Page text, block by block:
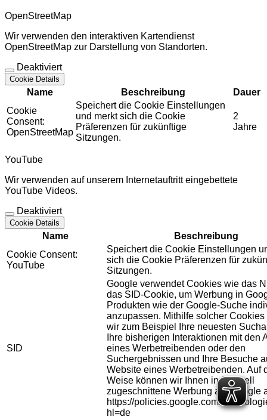
OpenStreetMap
Wir verwenden den interaktiven Kartendienst
OpenStreetMap zur Darstellung von Standorten.
Deaktiviert
Cookie Details
Name Beschreibung
Dauer
Cookie
Consent:
OpenStreetMap
Speichert die Cookie Einstellungen
und merkt sich die Cookie
Präferenzen für zukünftige
Sitzungen.
2
Jahre
YouTube
Wir verwenden auf unserem Internetauftritt eingebettete
YouTube Videos.
Deaktiviert
Cookie Details
Name
Beschreibung
Cookie Consent:
YouTube
Speichert die Cookie Einstellungen
sich die Cookie Präferenzen für
Sitzungen.
SID
Google verwendet Cookies wie das
das SID-Cookie, um Werbung in
Produkten wie der Google-Suche
anzupassen. Mithilfe solcher Cookies
wir zum Beispiel Ihre neuesten
Ihre bisherigen Interaktionen mit den
eines Werbetreibenden oder den
Suchergebnissen und Ihre Besuche
Website eines Werbetreibenden. Auf
Weise können wir Ihnen individuell
zugeschnittene Werbung auf Google
https://policies.google.com/
hl=de